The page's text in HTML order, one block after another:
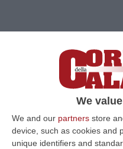
We
We and our partners store
device, such as cookies and
unique identifiers and
Clicca e segui “Corriere